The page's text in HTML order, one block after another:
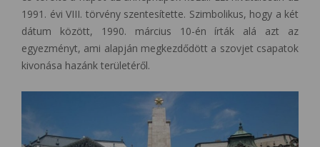
1991. évi VIII. törvény szentesítette. Szimbolikus, hogy a két
dátum között, 1990. március 10-én írták alá azt az
egyezményt, ami alapján megkezdődött a szovjet csapatok
kivonása hazánk területéről.